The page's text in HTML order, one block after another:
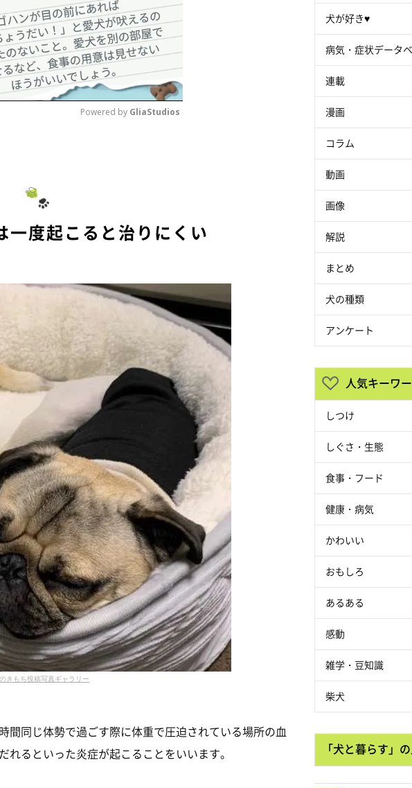
Powered by GliaStudios
一度起こると治りにくい
きもち投稿写真ギャラリー
間同じ体勢で過ごす際に体重で圧迫されている場所の血
るといった炎症が起こることをいいます。
犬が好き♥
病気・症状データ
連載
漫画
コラム
動画
画像
解説
まとめ
犬の種類
アンケート
人気キーワ
しつけ
しぐさ・生態
食事・フード
健康・病気
かわいい
おもしろ
あるある
感動
雑学・豆知識
柴犬
「犬と暮らす」